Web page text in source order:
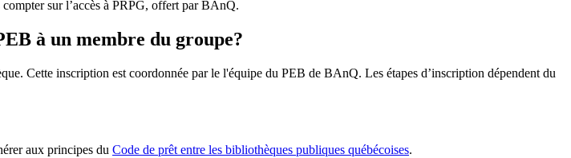
sur l’accès à PRPG, offert par BAnQ.
à un membre du groupe?
Cette inscription est coordonnée par le l'équipe du PEB de BAnQ. Les étapes d’inscription dépendent du
aux principes du Code de prêt entre les bibliothèques publiques québécoises.